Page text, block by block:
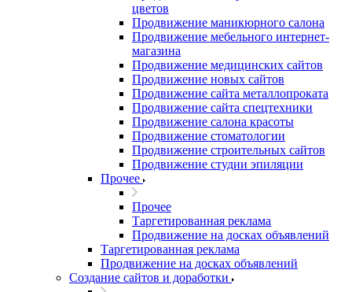
цветов
Продвижение маникюрного салона
Продвижение мебельного интернет-
магазина
Продвижение медицинских сайтов
Продвижение новых сайтов
Продвижение сайта металлопроката
Продвижение сайта спецтехники
Продвижение салона красоты
Продвижение стоматологии
Продвижение строительных сайтов
Продвижение студии эпиляции
Прочее
Прочее
Таргетированная реклама
Продвижение на досках объявлений
Таргетированная реклама
Продвижение на досках объявлений
Создание сайтов и доработки